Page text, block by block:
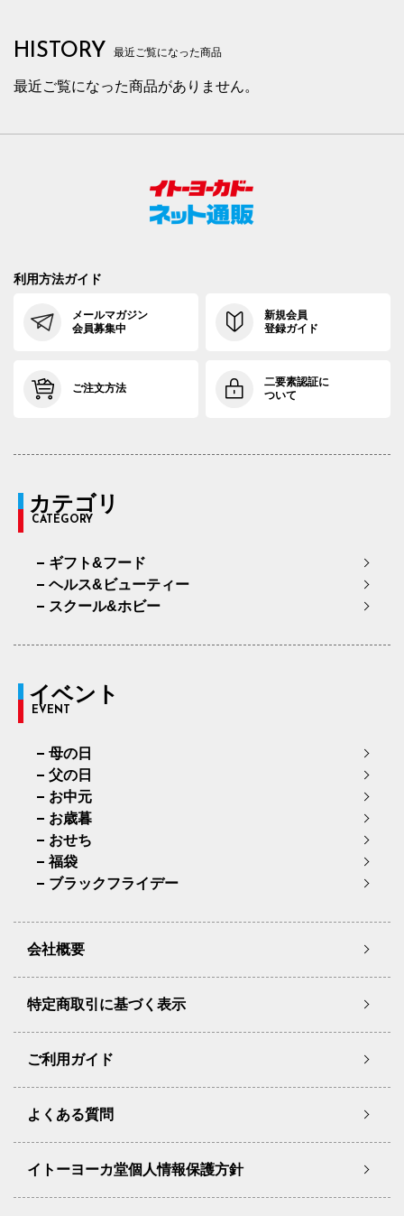
HISTORY 最近ご覧になった商品
最近ご覧になった商品がありません。
利用方法ガイド
メールマガジン
会員募集中
新規会員
登録ガイド
ご注文方法
二要素認証に
ついて
カテゴリ
CATEGORY
ギフト&フード
ヘルス&ビューティー
スクール&ホビー
イベント
EVENT
母の日
父の日
お中元
お歳暮
おせち
福袋
ブラックフライデー
会社概要
特定商取引に基づく表示
ご利用ガイド
よくある質問
イトーヨーカ堂個人情報保護方針